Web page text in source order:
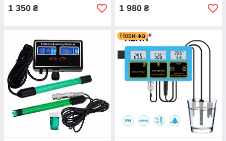
1 350 ₴ 1 980 ₴
Новинка